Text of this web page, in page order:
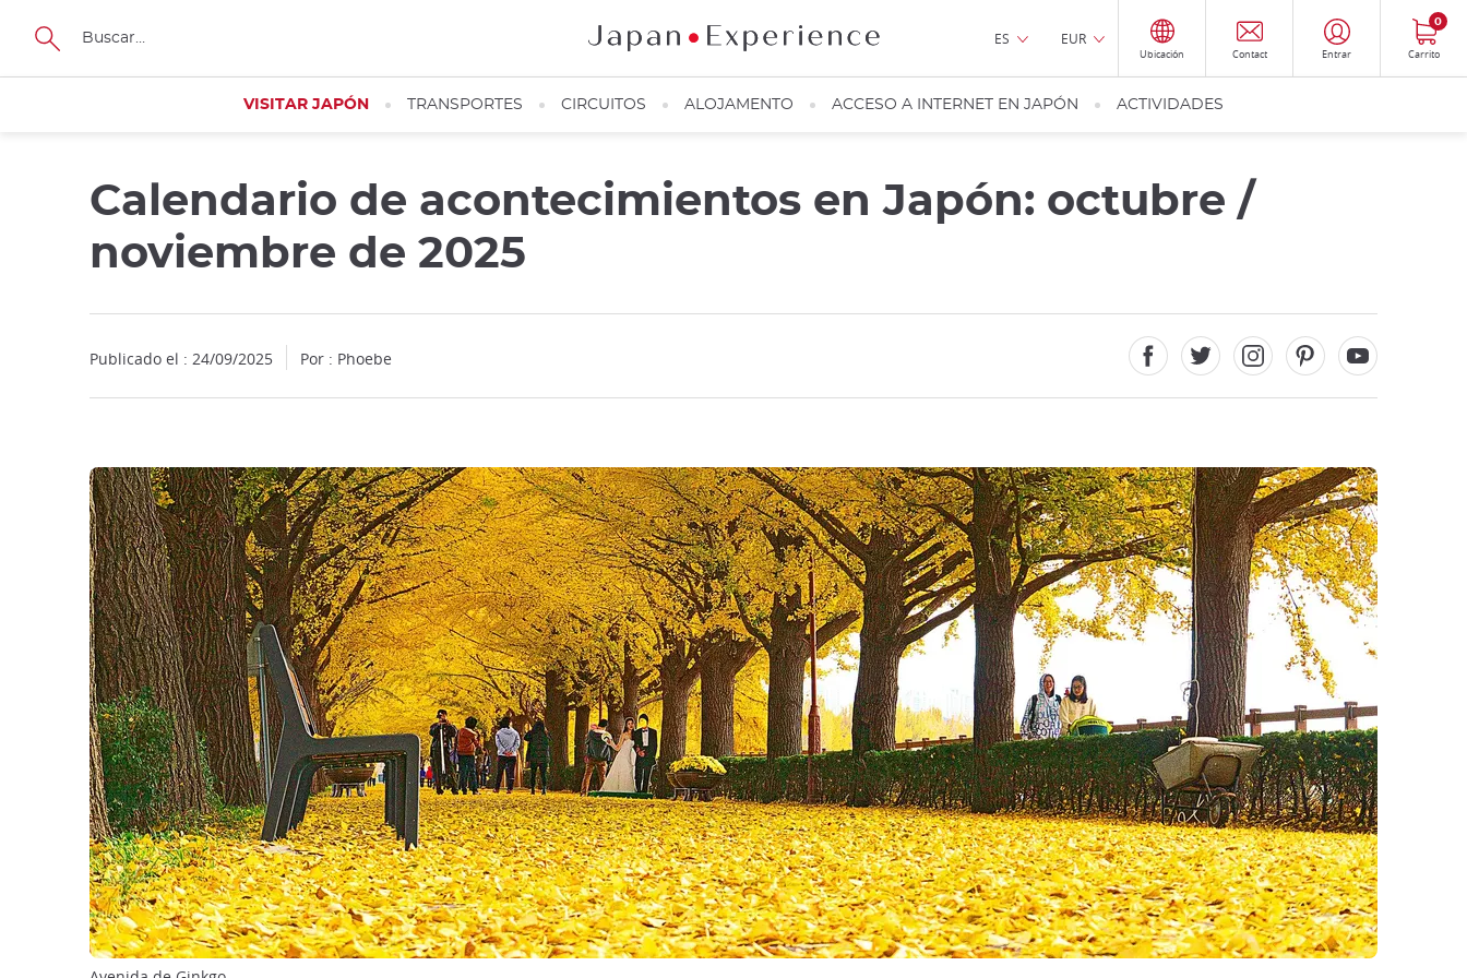
Tamaño
ES EUR
Ubicación Contact Entrar Carrito
0
VISITAR JAPÓN TRANSPORTES CIRCUITOS ALOJAMENTO ACCESO A INTERNET EN JAPÓN ACTIVIDADES
Calendario de acontecimientos en Japón: octubre /
noviembre de 2025
Publicado el : 24/09/2025 Por : Phoebe